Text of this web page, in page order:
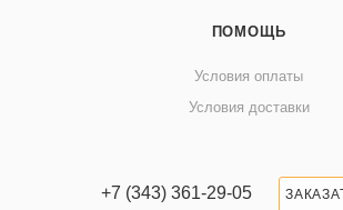
ПОМОЩЬ
Условия оплаты
Условия доставки
+7 (343) 361-29-05